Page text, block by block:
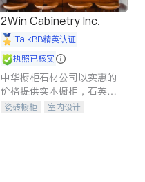
2Win Cabinetry Inc.
iTalkBB精英认证
执照已核实
中华橱柜石材公司以实惠的
价格提供实木橱柜，石英石
台面，多种优质不锈钢水
瓷砖橱柜
室内设计